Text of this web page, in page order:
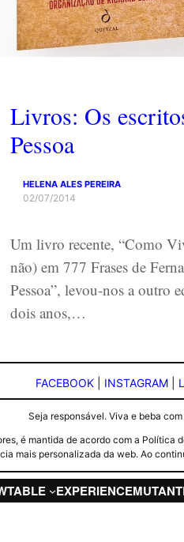
Livros: Os
Pessoa
HELENA ALES PEREIRA
02/07/2014
Um livro recente, “Como
não) em 777 Frases de
Pessoa”, levou-nos a outro
dois anos,…
FACEBOOK INSTAGRAM
Seja responsável. Viva e beba
é mantida de acordo com a
mais personalizada da web. Ao
TABLE EXPERIENCE